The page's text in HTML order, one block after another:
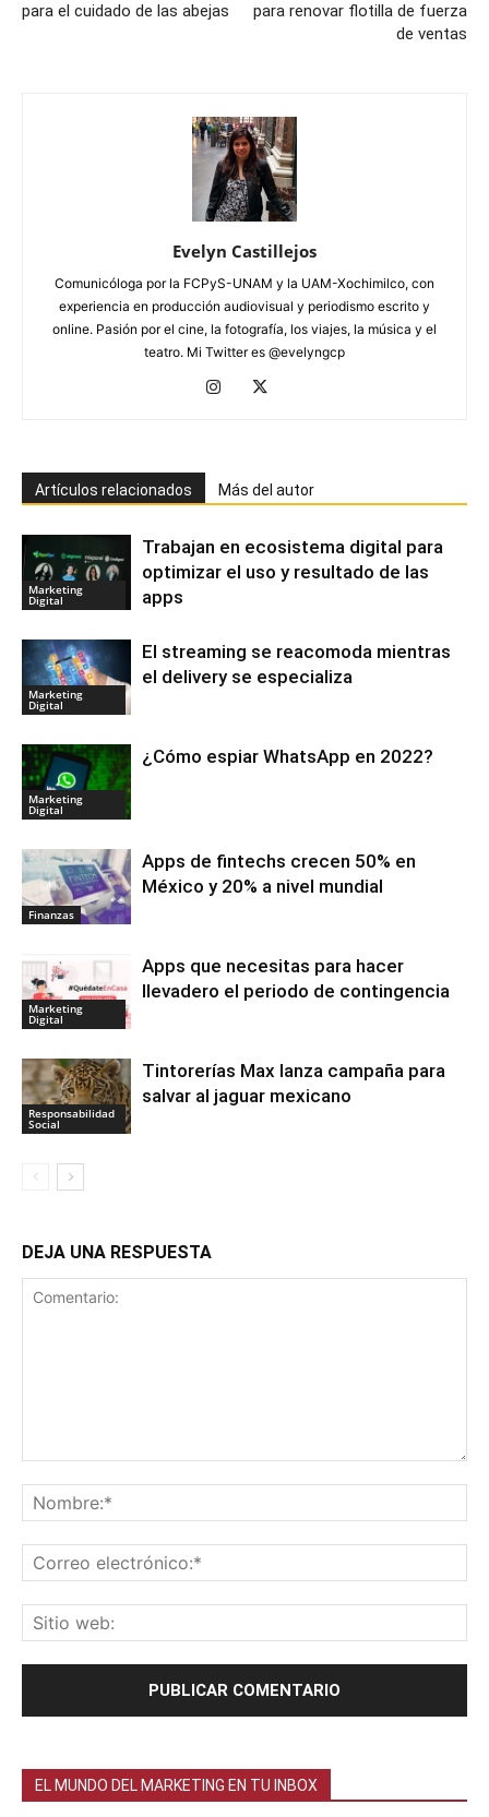
para el cuidado de las abejas
para renovar flotilla de fuerza
de ventas
Evelyn Castillejos
Comunicóloga por la FCPyS-UNAM y la UAM-Xochimilco, con
experiencia en producción audiovisual y periodismo escrito y
online. Pasión por el cine, la fotografía, los viajes, la música y el
teatro. Mi Twitter es @evelyngcp
Artículos relacionados Más del autor
Marketing
Digital
Trabajan en ecosistema digital para
optimizar el uso y resultado de las
apps
Marketing
Digital
El streaming se reacomoda mientras
el delivery se especializa
Marketing
Digital
¿Cómo espiar WhatsApp en 2022?
Finanzas
Apps de fintechs crecen 50% en
México y 20% a nivel mundial
Marketing
Digital
Apps que necesitas para hacer
llevadero el periodo de contingencia
Responsabilidad
Social
Tintorerías Max lanza campaña para
salvar al jaguar mexicano
DEJA UNA RESPUESTA
EL MUNDO DEL MARKETING EN TU INBOX